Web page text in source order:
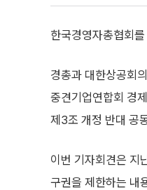
한국경영자총협회
경총과 대한상공회
중견기업연합회 경
제3조 개정 반대 공
이번 기자회견은 지
구권을 제한하는 내